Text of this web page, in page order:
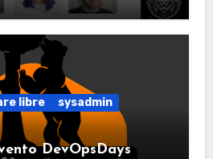
libre
sysadmin
DevOpsDays